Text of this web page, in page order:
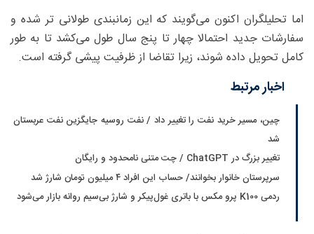
اما تحلیلگران اکنون می‌گویند که این زمانبندی طولانی تر شده و
سفارشات جدید احتمالا چهار تا پنج سال طول می‌کشد تا به طور
کامل تحویل داده شوند، زیرا تقاضا از ظرفیت پیشی گرفته است.
اخبار مرتبط
چین، مسیر خرید نفت را تغییر داد / نفت روسیه جایگزین نفت عربستان
شد
تغییر بزرگ در ChatGPT / چت متنی نامحدود و رایگان
سرپرستان خانوار بخوانند/ حساب این افراد ۴ میلیون تومان شارژ شد
ردمی K100 پرو مکس با باتری غول‌پیکر و شارژ بی‌سیم روانه بازار می‌شود